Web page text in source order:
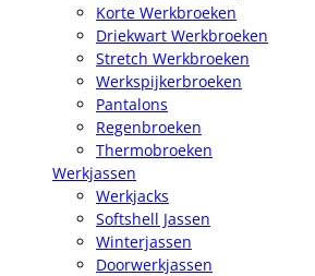
Korte Werkbroeken
Driekwart Werkbroeken
Stretch Werkbroeken
Werkspijkerbroeken
Pantalons
Regenbroeken
Thermobroeken
Werkjassen
Werkjacks
Softshell Jassen
Winterjassen
Doorwerkjassen